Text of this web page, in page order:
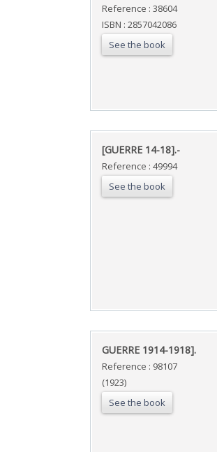
Reference : 38604
ISBN : 2857042086
See the book
‎[GUERRE 14-18].-‎
Reference : 49994
See the book
‎GUERRE 1914-1918].‎
Reference : 98107
(1923)
See the book